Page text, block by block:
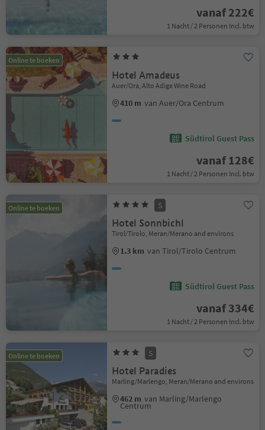
vanaf 222€
1 Nacht / 2 Personen Incl. btw
Online te boeken
Hotel Amadeus
Auer/Ora, Alto Adige Wine Road
410 m van Auer/Ora Centrum
Südtirol Guest Pass
vanaf 128€
1 Nacht / 2 Personen Incl. btw
Online te boeken S
Hotel Sonnbichl
Tirol/Tirolo, Meran/Merano and environs
1.3 km van Tirol/Tirolo Centrum
Südtirol Guest Pass
vanaf 334€
1 Nacht / 2 Personen Incl. btw
Online te boeken S
Hotel Paradies
Marling/Marlengo, Meran/Merano and environs
462 m van Marling/Marlengo
Centrum